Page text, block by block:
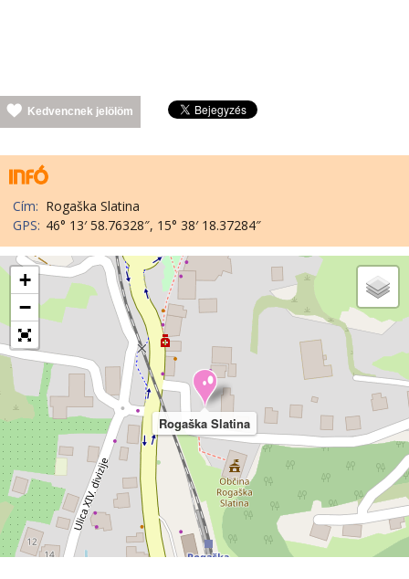
Kedvencnek jelölöm
Cím: Rogaška Slatina
GPS: 46° 13′ 58.76328″, 15° 38′ 18.37284″
Rogaška Slatina
+
−